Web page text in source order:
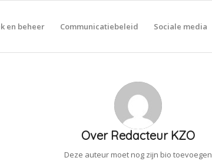
en beheer Communicatiebeleid Sociale media
Over Redacteur KZO
Deze auteur moet nog zijn bio toevoegen